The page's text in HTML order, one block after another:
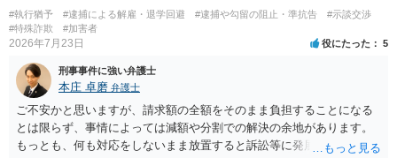
#執行猶予 #逮捕による解雇・退学回避 #逮捕や勾留の阻止・準抗告
#示談交渉
#特殊詐欺
#加害者
2026年7月23日 役にたった 5
刑事事件に強い弁護士
本庄 卓磨 弁護士
ご不安かと思いますが、請求額の全額をそのまま負担することになる
とは限らず、事情によっては減額や分割での解決の余地があります。
もっとも、何も対応をしないまま放置すると訴訟等に発展してしまう